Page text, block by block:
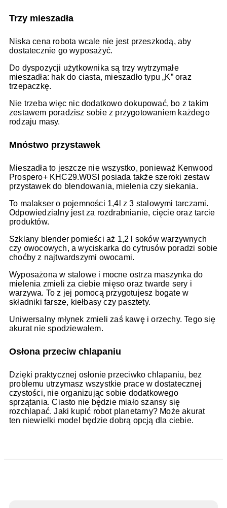
Trzy mieszadła
Niska cena robota wcale nie jest przeszkodą, aby
dostatecznie go wyposażyć.
Do dyspozycji użytkownika są trzy wytrzymałe
mieszadła: hak do ciasta, mieszadło typu „K” oraz
trzepaczkę.
Nie trzeba więc nic dodatkowo dokupować, bo z takim
zestawem poradzisz sobie z przygotowaniem każdego
rodzaju masy.
Mnóstwo przystawek
Mieszadła to jeszcze nie wszystko, ponieważ Kenwood
Prospero+ KHC29.W0SI posiada także szeroki zestaw
przystawek do blendowania, mielenia czy siekania.
To malakser o pojemności 1,4l z 3 stalowymi tarczami.
Odpowiedzialny jest za rozdrabnianie, cięcie oraz tarcie
produktów.
Szklany blender pomieści aż 1,2 l soków warzywnych
czy owocowych, a wyciskarka do cytrusów poradzi sobie
choćby z najtwardszymi owocami.
Wyposażona w stalowe i mocne ostrza maszynka do
mielenia zmieli za ciebie mięso oraz twarde sery i
warzywa. To z jej pomocą przygotujesz bogate w
składniki farsze, kiełbasy czy pasztety.
Uniwersalny młynek zmieli zaś kawę i orzechy. Tego się
akurat nie spodziewałem.
Osłona przeciw chlapaniu
Dzięki praktycznej osłonie przeciwko chlapaniu, bez
problemu utrzymasz wszystkie prace w dostatecznej
czystości, nie organizując sobie dodatkowego
sprzątania. Ciasto nie będzie miało szansy się
rozchlapać. Jaki kupić robot planetarny? Może akurat
ten niewielki model będzie dobrą opcją dla ciebie.